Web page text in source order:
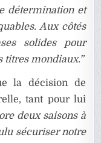
détermination et
Aux côtés
solides pour
titres mondiaux.”
la décision de
tant pour lui
deux saisons à
sécuriser notre